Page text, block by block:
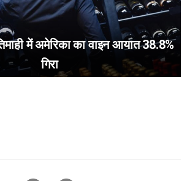
में अमेरिका का वाइन आयात 38.8%
गिरा